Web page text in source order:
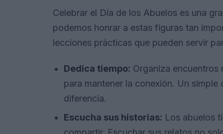
Celebrar el Día de los Abuelos es una
podemos honrar a estas figuras tan
lecciones prácticas que pueden servir
Dedica tiempo: Organiza encuentros
para mantener la conexión. Un
diferencia.
Escucha sus historias: Los abuelos